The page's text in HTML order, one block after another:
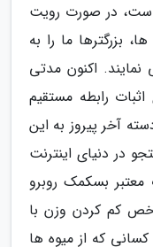
است، در صورت رویت
بزرگترها ما را به
اکنون مدتی
رابطه مستقیم
آخر پیروز به این
در دنیای اینترنت
بسکمک روبرو
کم کردن وزن با
که از میوه ها